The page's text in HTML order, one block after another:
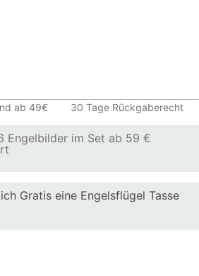
ab 49€ 30 Tage Rückgaberecht
Engelbilder im Set ab 59 €
Gratis eine Engelsflügel Tasse